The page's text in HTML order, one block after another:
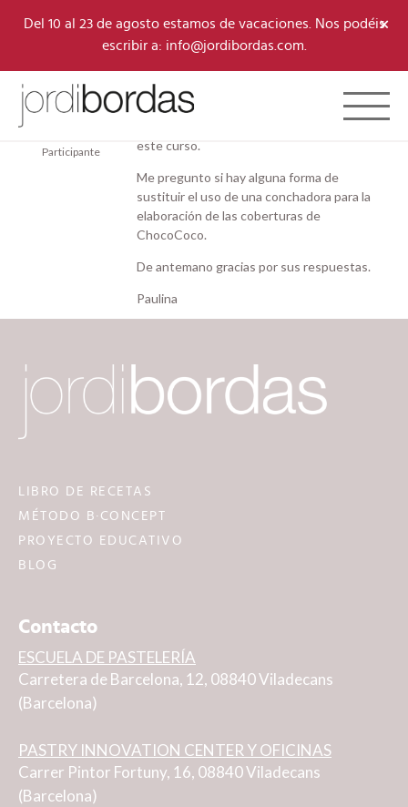
Del 10 al 23 de agosto estamos de vacaciones. Nos podéis
escribir a: info@jordibordas.com.
×
Toggle
26/02/2026 a las 9:54 am
#11854
Paulina Martelo
Participante
este curso.
Me pregunto si hay alguna forma de
sustituir el uso de una conchadora para la
elaboración de las coberturas de
ChocoCoco.
De antemano gracias por sus respuestas.
Paulina
LIBRO DE RECETAS
MÉTODO B·CONCEPT
PROYECTO EDUCATIVO
BLOG
Contacto
ESCUELA DE PASTELERÍA
Carretera de Barcelona, 12, 08840 Viladecans
(Barcelona)
PASTRY INNOVATION CENTER Y OFICINAS
Carrer Pintor Fortuny, 16, 08840 Viladecans
(Barcelona)